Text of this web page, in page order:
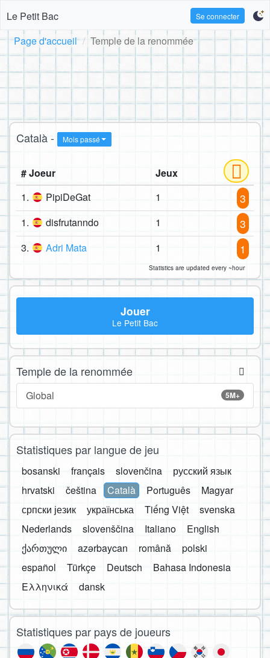
Le Petit Bac Se connecter
Page d'accueil Temple de la renommée
Català - Mois passé
# Joeur
Jeux
1.
PipiDeGat 1 3
1. disfrutanndo 1 3
3. Adri Mata 1 1
Statistics are updated every ~hour
Jouer
Le Petit Bac
Temple de la renommée
5M+
Global
Statistiques par langue de jeu
bosanski français slovenčina
русский язык
hrvatski
čeština Català Português
Magyar
српски језик
українська Tiếng Việt
svenska
Nederlands
slovenščina Italiano
English
ქართული
azərbaycan română
polski
español
Türkçe Deutsch
Bahasa Indonesia
Ελληνικά
dansk
Statistiques par pays de joueurs